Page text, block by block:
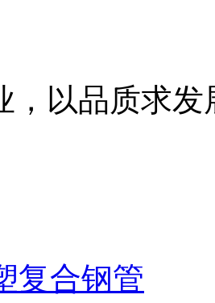
，以品质求
复合钢管